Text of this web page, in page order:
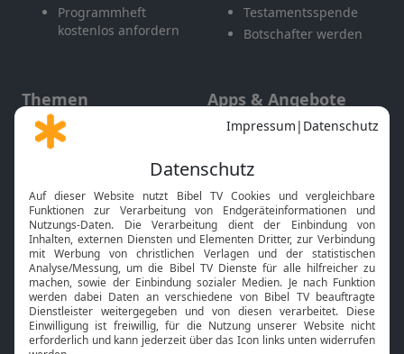
Programmheft
kostenlos anfordern
Testamentsspende
Botschafter werden
Themen
Gott und Bibel erklärt
Neuigkeiten
Apps & Angebote
Mobile App
Smart TV
HbbTV
Bibelthek Online-Bibel
Nächster Gottesdienst
Bibel TV Service